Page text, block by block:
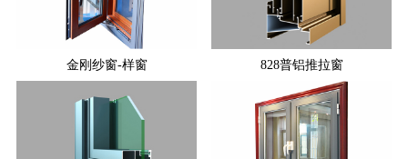
金刚纱窗-样窗 828普铝推拉窗